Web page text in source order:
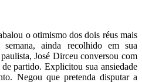
o otimismo dos dois réus mais
ainda recolhido em sua
José Dirceu conversou com
partido. Explicitou sua ansiedade
Negou que pretenda disputar a